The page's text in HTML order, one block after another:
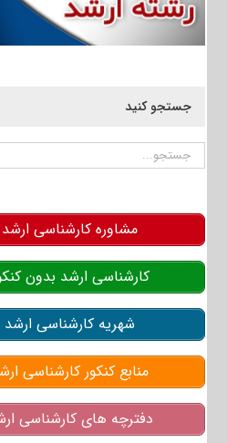
جستجو کنید
جستجو
مشاوره کارشناسی ارشد
کارشناسی ارشد بدون
شهریه کارشناسی ارشد
منابع کنکور کارشناسی
دفترچه های کارشناسی